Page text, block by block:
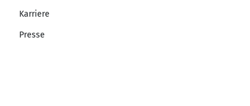
Karriere
Presse